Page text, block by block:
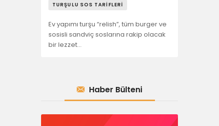
TURŞULU SOS TARIFLERI
Ev yapımı turşu “relish”, tüm burger ve
sosisli sandviç soslarına rakip olacak
bir lezzet…
Haber Bülteni